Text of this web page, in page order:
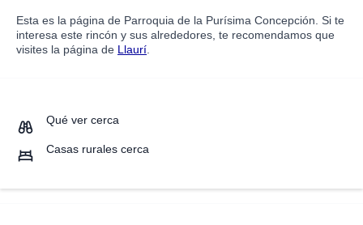
Esta es la página de Parroquia de la Purísima Concepción. Si te
interesa este rincón y sus alrededores, te recomendamos que
visites la página de Llaurí
Qué ver cerca
Casas rurales cerca